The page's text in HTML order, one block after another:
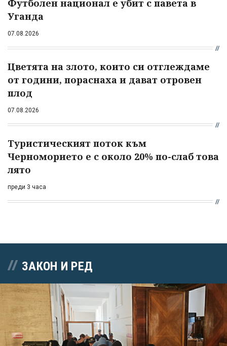
Футболен национал е убит с павета в
Уганда
07.08.2026
Цветята на злото, които си отглеждаме
от години, пораснаха и дават отровен
плод
07.08.2026
Туристическият поток към
Черноморието е с около 20% по-слаб това
лято
преди 3 часа
ЗАКОН И РЕД